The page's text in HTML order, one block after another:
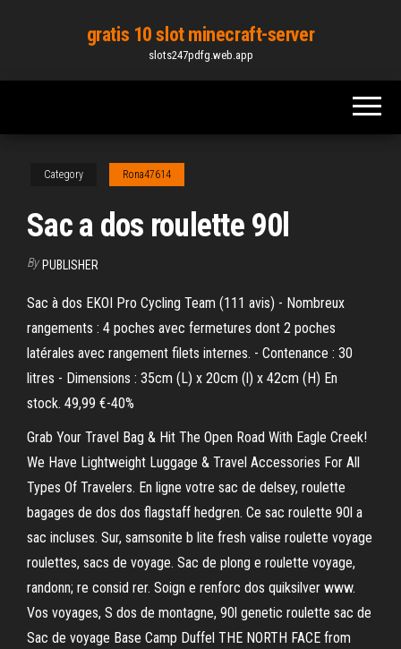
content
gratis 10 slot minecraft-server
slots247pdfg.web.app
Category Rona47614
Sac a dos roulette 90l
By PUBLISHER
Sac à dos EKOI Pro Cycling Team (111 avis) - Nombreux
rangements : 4 poches avec fermetures dont 2 poches
latérales avec rangement filets internes. - Contenance : 30
litres - Dimensions : 35cm (L) x 20cm (l) x 42cm (H) En
stock. 49,99 €-40%
Grab Your Travel Bag & Hit The Open Road With Eagle Creek!
We Have Lightweight Luggage & Travel Accessories For All
Types Of Travelers. En ligne votre sac de delsey, roulette
bagages de dos dos flagstaff hedgren. Ce sac roulette 90l a
sac incluses. Sur, samsonite b lite fresh valise roulette voyage
roulettes, sacs de voyage. Sac de plong e roulette voyage,
randonn; re consid rer. Soign e renforc dos quiksilver www.
Vos voyages, S dos de montagne, 90l genetic roulette sac de
Sac de voyage Base Camp Duffel THE NORTH FACE from